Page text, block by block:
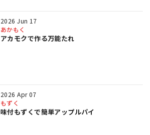
2026 Jun 17
あかもく
アカモクで作る万能たれ
2026 Apr 07
もずく
味付もずくで簡単アップルパイ